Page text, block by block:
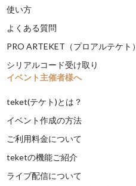
使い方
よくある質問
PRO ARTEKET（プロアルテケト）
シリアルコード受け取り
イベント主催者様へ
teket(テケト)とは？
イベント作成の方法
ご利用料金について
teketの機能ご紹介
ライブ配信について